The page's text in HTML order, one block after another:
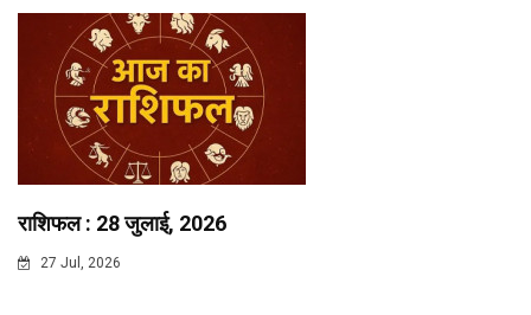
राशिफल : 28 जुलाई, 2026
27 Jul, 2026